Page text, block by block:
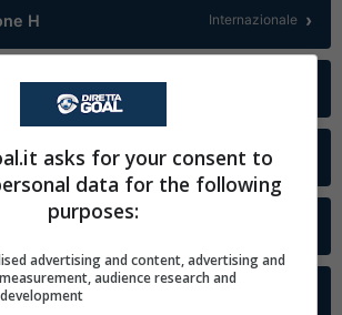
H Internazionale ›
J Internazionale
L
DirettaGoal!
e risultatiin tempo reale
i pronostici dei migliori Tipster!
Scarica su Google Play
asks for your consent to
data for the following
purposes:
advertising and content, advertising and
audience research and